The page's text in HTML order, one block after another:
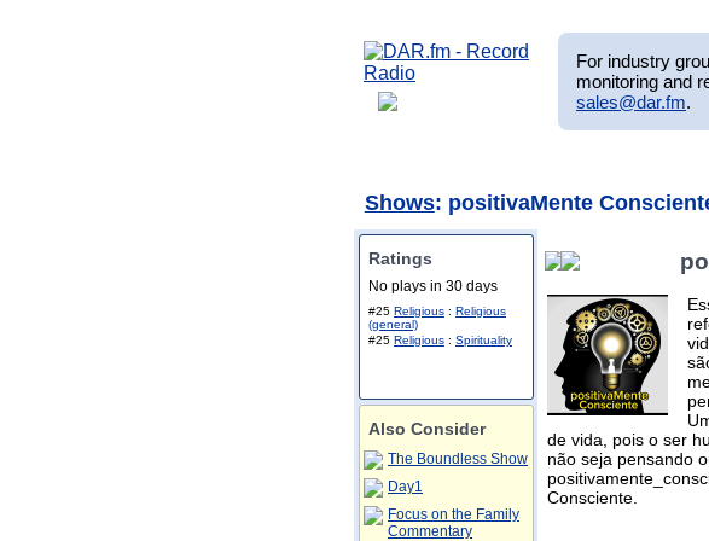
For industry
monitoring and
sales@dar.fm.
Shows: positivaMente
Ratings
No plays in 30 days
#25 Religious : Religious
(general)
#25 Religious : Spirituality
Also Consider
The Boundless Show
Day1
Focus on the Family
Commentary
de vida, pois o ser
não seja pensando
Consciente.